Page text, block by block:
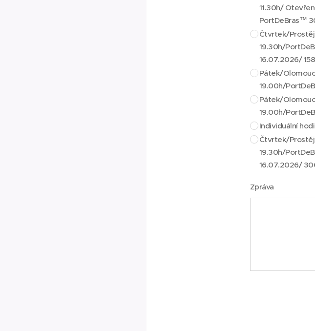
11.30h/
PortDeBras™
Čtvrtek/
19.30h/
16.07.2026/
Pátek/
19.00h/
Pátek/
19.00h/
Individuální
Čtvrtek/Prostějov:
19.30h/
16.07.2026/
Zpráva